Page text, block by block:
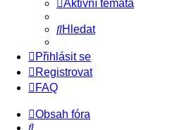
Aktivní témata
Hledat
Přihlásit se
Registrovat
FAQ
Obsah fóra
Hledat